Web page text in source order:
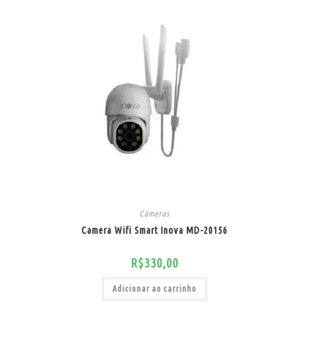
Câmeras
Camera Wifi Smart Inova MD-20156
R$330,00
Adicionar ao carrinho